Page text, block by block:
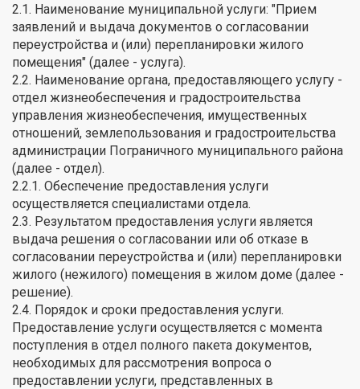
2.1. Наименование муниципальной услуги: "Прием
заявлений и выдача документов о согласовании
переустройства и (или) перепланировки жилого
помещения" (далее - услуга).
2.2. Наименование органа, предоставляющего услугу -
отдел жизнеобеспечения и градостроительства
управления жизнеобеспечения, имущественных
отношений, землепользования и градостроительства
администрации Пограничного муниципального района
(далее - отдел).
2.2.1. Обеспечение предоставления услуги
осуществляется специалистами отдела.
2.3. Результатом предоставления услуги является
выдача решения о согласовании или об отказе в
согласовании переустройства и (или) перепланировки
жилого (нежилого) помещения в жилом доме (далее -
решение).
2.4. Порядок и сроки предоставления услуги.
Предоставление услуги осуществляется с момента
поступления в отдел полного пакета документов,
необходимых для рассмотрения вопроса о
предоставлении услуги, представленных в